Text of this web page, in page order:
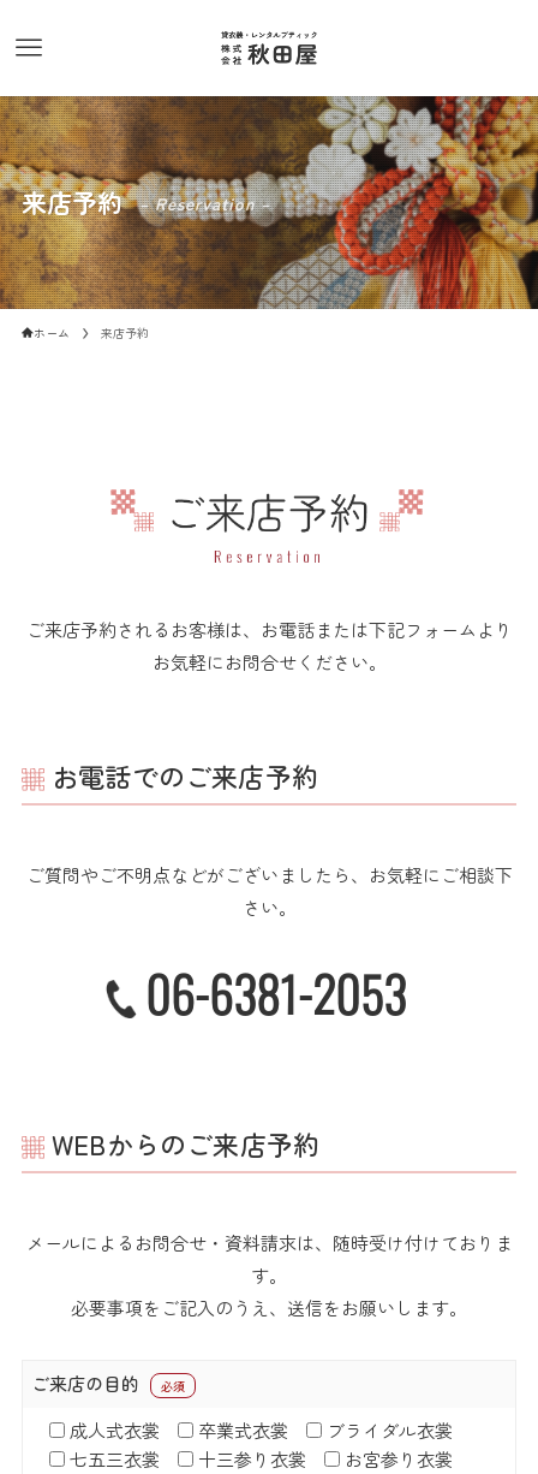
来店予約 – Reservation –
ホーム 来店予約
ご来店予約されるお客様は、お電話または下記フォームより
お気軽にお問合せください。
お電話でのご来店予約
ご質問やご不明点などがございましたら、お気軽にご相談下
さい。
06-6381-2053
WEBからのご来店予約
メールによるお問合せ・資料請求は、随時受け付けておりま
す。
必要事項をご記入のうえ、送信をお願いします。
ご来店の目的 必須
成人式衣裳 卒業式衣裳
ブライダル衣裳
七五三衣裳
十三参り衣裳
お宮参り衣裳